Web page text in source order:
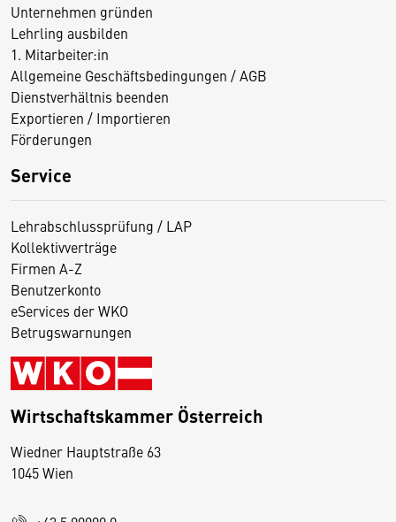
Unternehmen gründen
Lehrling ausbilden
1. Mitarbeiter:in
Allgemeine Geschäftsbedingungen / AGB
Dienstverhältnis beenden
Exportieren / Importieren
Förderungen
Service
Lehrabschlussprüfung / LAP
Kollektivverträge
Firmen A-Z
Benutzerkonto
eServices der WKO
Betrugswarnungen
Wirtschaftskammer Österreich
Wiedner Hauptstraße 63
1045 Wien
D